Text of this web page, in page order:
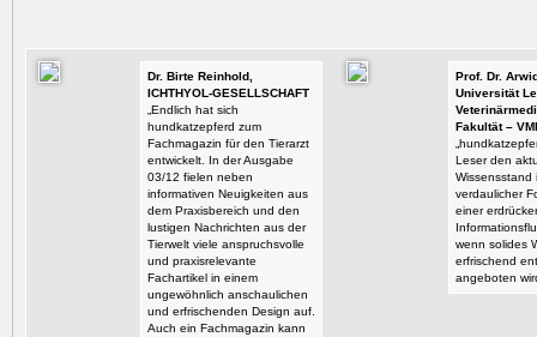
Dr. Birte Reinhold,
ICHTHYOL-GESELLSCHAFT
„Endlich hat sich
hundkatzepferd zum
Fachmagazin für den Tierarzt
entwickelt. In der Ausgabe
03/12 fielen neben
informativen Neuigkeiten aus
dem Praxisbereich und den
lustigen Nachrichten aus der
Tierwelt viele anspruchsvolle
und praxisrelevante
Fachartikel in einem
ungewöhnlich anschaulichen
und erfrischenden Design auf.
Auch ein Fachmagazin kann
Prof. Dr.
Universität
Fakultät –
Leser den
Wissensstand
verdaulicher
einer
wenn solides
erfrischend
angeboten